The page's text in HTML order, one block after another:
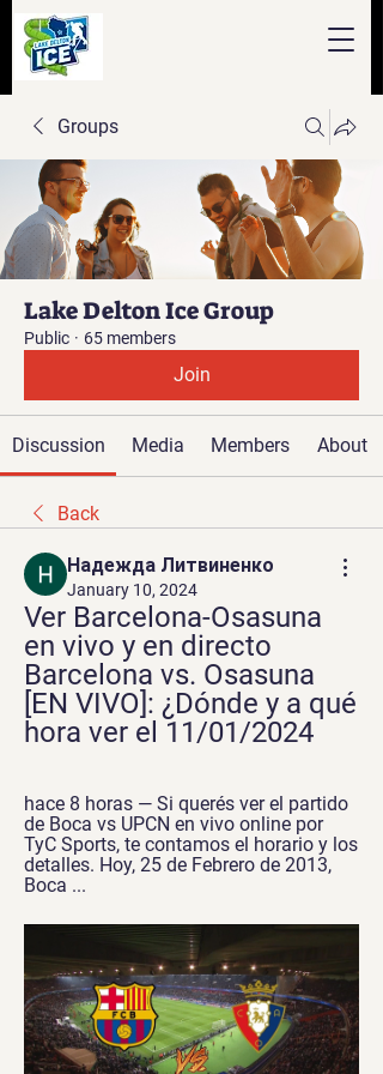
Groups
Lake Delton Ice Group
Public · 65 members
Join
Discussion Media Members About
Back
Надежда Литвиненко
January 10, 2024
Ver Barcelona-Osasuna
en vivo y en directo
Barcelona vs. Osasuna
[EN VIVO]: ¿Dónde y a qué
hora ver el 11/01/2024
hace 8 horas — Si querés ver el partido
de Boca vs UPCN en vivo online por
TyC Sports, te contamos el horario y los
detalles. Hoy, 25 de Febrero de 2013,
Boca ...